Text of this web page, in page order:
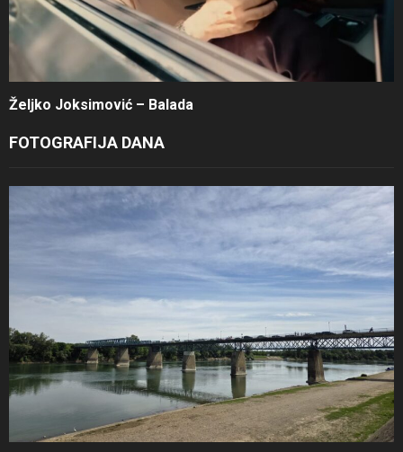
Željko Joksimović – Balada
FOTOGRAFIJA DANA